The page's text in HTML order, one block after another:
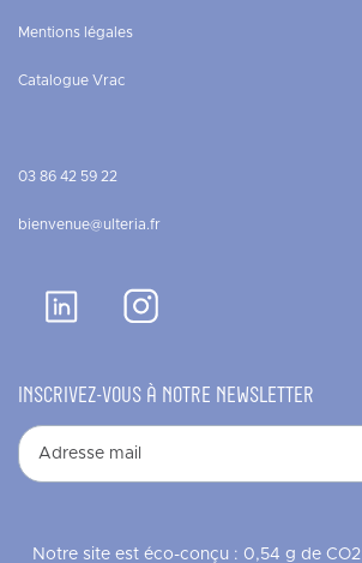
Mentions légales
Catalogue Vrac
03 86 42 59 22
bienvenue@ulteria.fr
INSCRIVEZ-VOUS À NOTRE NEWSLETTER
Notre site est éco-conçu : 0,54 g de